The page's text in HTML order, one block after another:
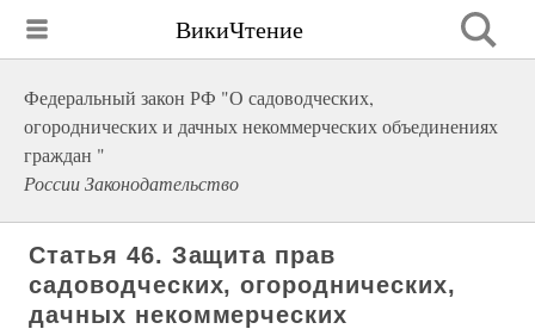
ВикиЧтение
Федеральный закон РФ "О садоводческих,
огороднических и дачных некоммерческих объединениях
граждан "
России Законодательство
Статья 46. Защита прав
садоводческих, огороднических,
дачных некоммерческих